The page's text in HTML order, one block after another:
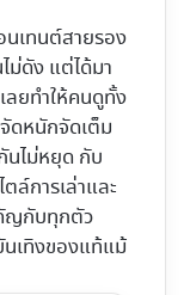
เทนต์สายรอง
ม่ดัง แต่ได้มา
ลยทำให้คนดูทั้ง
ดหนักจัดเต็ม
นไม่หยุด กับ
ล์การเล่าและ
ญกับทุกตัว
นเทิงของแท้แม้